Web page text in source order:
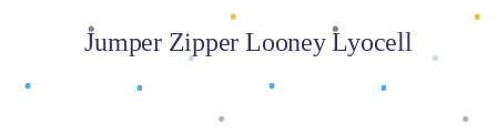
Jumper Zipper Looney Lyocell